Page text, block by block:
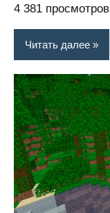
4 381 просмотров
Читать далее